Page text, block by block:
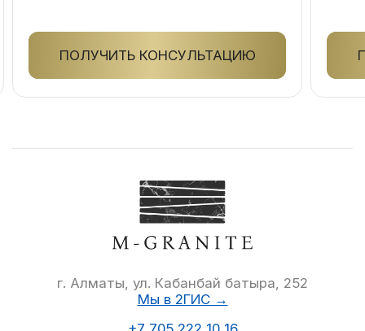
ПОЛУЧИТЬ КОНСУЛЬТАЦИЮ
г. Алматы, ул. Кабанбай батыра, 252
Мы в 2ГИС →